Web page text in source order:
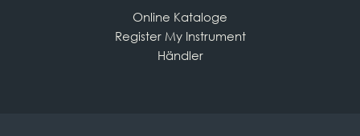
Online Kataloge
Register My Instrument
Händler